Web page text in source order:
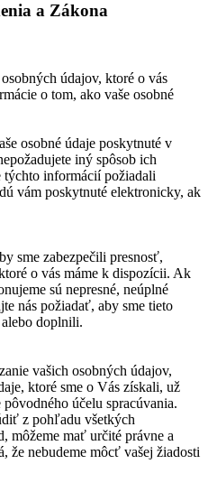
a Zákona
údajov, ktoré o vás
o tom, ako vaše osobné
osobné údaje poskytnuté v
iný spôsob ich
informácií požiadali
vám poskytnuté elektronicky, ak
sme zabezpečili presnosť,
o vás máme k dispozícii. Ak
sú nepresné, neúplné
nás požiadať, aby sme tieto
doplnili.
vašich osobných údajov,
ktoré sme o Vás získali, už
účelu spracúvania.
z pohľadu všetkých
môžeme mať určité právne a
že nebudeme môcť vašej žiadosti